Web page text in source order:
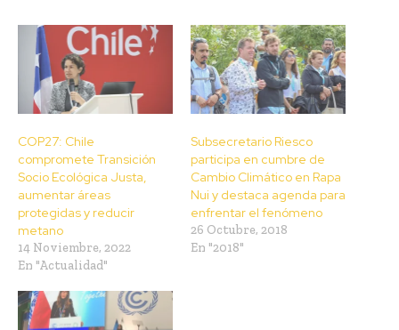
COP27: Chile
compromete Transición
Socio Ecológica Justa,
aumentar áreas
protegidas y reducir
metano
14 Noviembre, 2022
En "Actualidad"
Subsecretario Riesco
participa en cumbre de
Cambio Climático en Rapa
Nui y destaca agenda para
enfrentar el fenómeno
26 Octubre, 2018
En "2018"